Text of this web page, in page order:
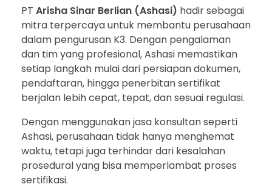
PT Arisha Sinar Berlian (Ashasi) hadir sebagai
mitra terpercaya untuk membantu perusahaan
dalam pengurusan K3. Dengan pengalaman
dan tim yang profesional, Ashasi memastikan
setiap langkah mulai dari persiapan dokumen,
pendaftaran, hingga penerbitan sertifikat
berjalan lebih cepat, tepat, dan sesuai regulasi.
Dengan menggunakan jasa konsultan seperti
Ashasi, perusahaan tidak hanya menghemat
waktu, tetapi juga terhindar dari kesalahan
prosedural yang bisa memperlambat proses
sertifikasi.